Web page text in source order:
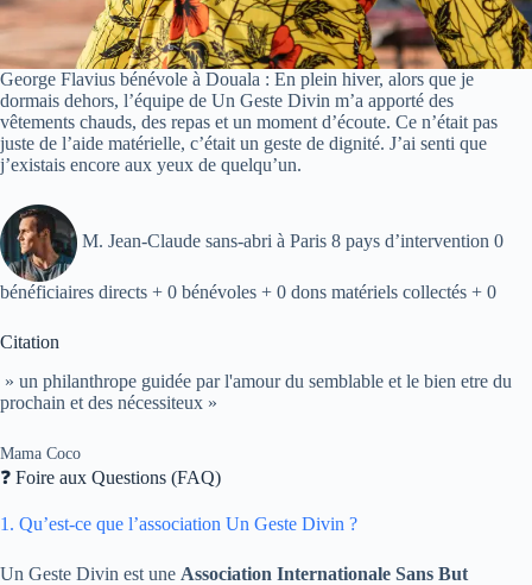
George Flavius bénévole à Douala : En plein hiver, alors que je
dormais dehors, l’équipe de Un Geste Divin m’a apporté des
vêtements chauds, des repas et un moment d’écoute. Ce n’était pas
juste de l’aide matérielle, c’était un geste de dignité. J’ai senti que
j’existais encore aux yeux de quelqu’un.
M. Jean-Claude sans-abri à Paris 8 pays d’intervention 0
bénéficiaires directs + 0 bénévoles + 0 dons matériels collectés + 0
Citation
» un philanthrope guidée par l'amour du semblable et le bien etre du
prochain et des nécessiteux »
Mama Coco
❓ Foire aux Questions (FAQ)
1. Qu’est-ce que l’association Un Geste Divin ?
Un Geste Divin est une Association Internationale Sans But